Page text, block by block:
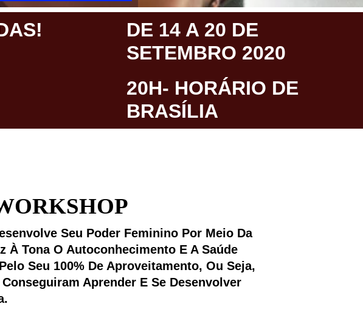
DE 14 A 20 DE
SETEMBRO 2020
20H- HORÁRIO DE
BRASÍLIA
Seu Poder Feminino Por Meio Da
À Tona O Autoconhecimento E A Saúde
Seu 100% De Aproveitamento, Ou Seja,
Aprender E Se Desenvolver